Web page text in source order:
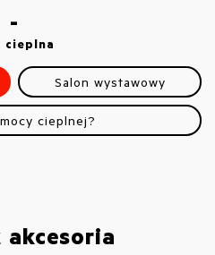
-
cieplna
Salon wystawowy
cieplnej?
akcesoria